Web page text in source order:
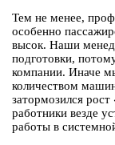
Тем не менее,
особенно
высок. Наши
подготовки,
компании. Иначе
количеством
затормозился
работники везде
работы в